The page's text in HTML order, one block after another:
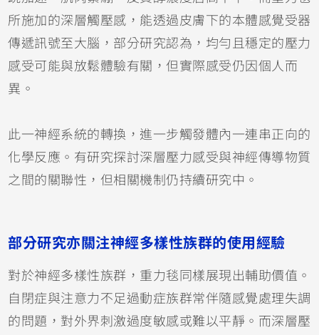
所施加的深層觸壓感，能透過皮膚下的本體感覺受器
傳遞訊號至大腦，部分研究認為，均勻且穩定的壓力
感受可能與放鬆體驗有關，但實際感受仍因個人而
異。
此一神經系統的轉換，進一步觸發體內一連串正向的
化學反應。有研究探討深層壓力感受與神經傳導物質
之間的關聯性，但相關機制仍持續研究中。
部分研究亦關注神經多樣性族群的使用經驗
對於神經多樣性族群，重力毯同樣展現出輔助價值。
自閉症與注意力不足過動症族群常伴隨感覺處理失調
的問題，對外界刺激過度敏感或難以平靜。而深層壓